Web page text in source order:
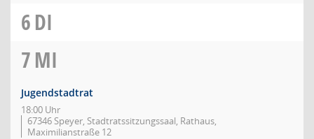
6DI
7MI
Jugendstadtrat
18:00 Uhr
67346 Speyer, Stadtratssitzungssaal, Rathaus,
Maximilianstraße 12